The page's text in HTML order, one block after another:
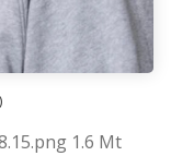
1.6 Mt